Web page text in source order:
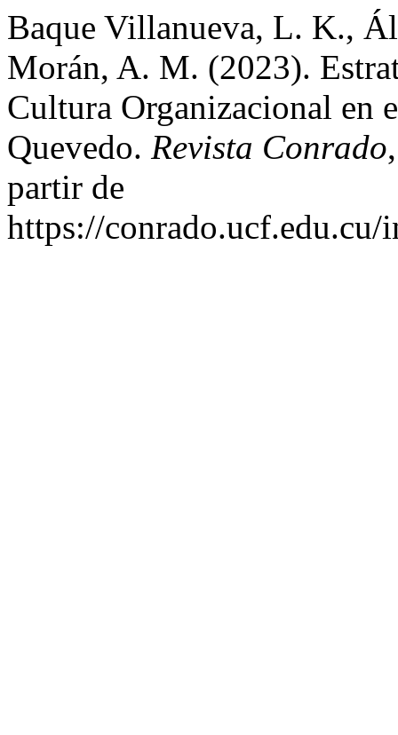
Baque Villanueva, L. K.,
Morán, A. M. (2023).
Cultura Organizacional en
Quevedo. Revista Conrado
partir de
https://